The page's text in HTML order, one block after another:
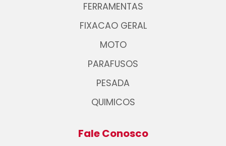
FERRAMENTAS
FIXACAO GERAL
MOTO
PARAFUSOS
PESADA
QUIMICOS
Fale Conosco